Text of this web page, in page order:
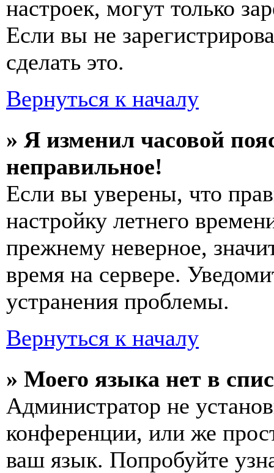
настроек, могут только
Если вы не
сделать это.
Вернуться к началу
» Я изменил часовой
неправильное!
Если вы уверены, что
настройку летнего
прежнему неверное,
время на сервере.
устранения проблемы.
Вернуться к началу
» Моего языка нет в
Администратор не
конференции, или же
ваш язык. Попробуйте